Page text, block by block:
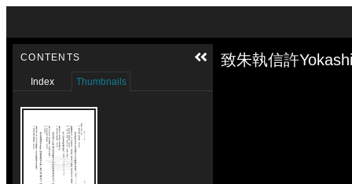
Media Viewer
致朱執信許
CONTENTS
Index Thumbnails